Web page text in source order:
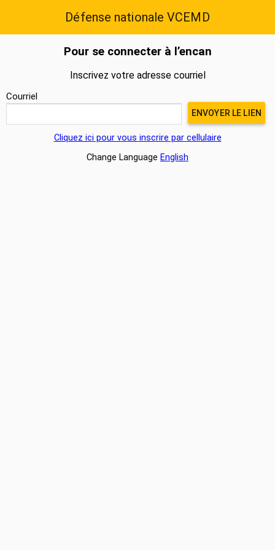
Défense nationale VCEMD
Pour se connecter à l’encan
Inscrivez votre adresse courriel
Courriel
Cliquez ici pour vous inscrire par cellulaire
Change Language English